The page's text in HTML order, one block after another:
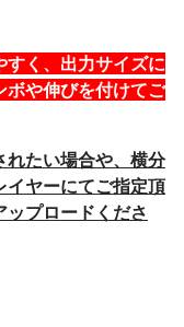
く、出力サイズに
ボや伸びを付けてご
れたい場合や、横分
イヤーにてご指定頂
ップロードくださ